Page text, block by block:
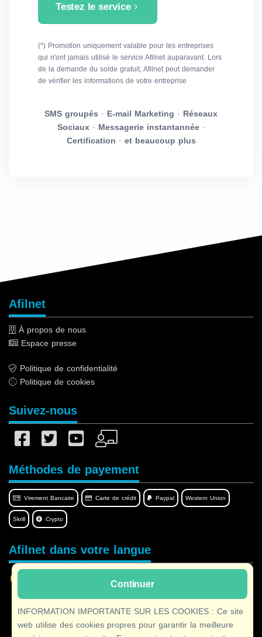
Testez le service
(*) Promotion uniquement valable pour les entreprises
qui n'ont jamais utilisé le service Afilnet auparavant. Lors
de la demande du solde gratuit, Afilnet peut demander
de vérifier les informations de votre entreprise
SMS groupés · E-mail Marketing · Réseaux
Sociaux· Messagerie instantannée·
Certification · et beaucoup plus
Continuer
INFORMATION IMPORTANTE SUR LES COOKIES : Ce site
web utilise des cookies propres pour garantir la meilleure
Afilnet
À propos de nous
Espace presse
Politique de confidentialité
Politique de cookies
Suivez-nous
Méthodes de payement
Virement Bancaire Carte de crédit Paypal Western Union
Skrill Crypto
Afilnet dans votre langue
Copyright © 2026 Afilnet· Tous droits réservés